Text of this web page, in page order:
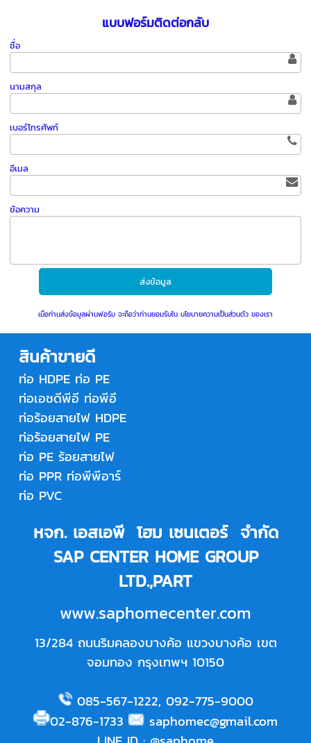
แบบฟอร์มติดต่อกลับ
ชื่อ
นามสกุล
เบอร์โทรศัพท์
อีเมล
ข้อความ
เมื่อท่านส่งข้อมูลผ่านฟอร์ม จะถือว่าท่านยอมรับใน นโยบายความเป็นส่วนตัว ของเรา
สินค้าขายดี
ท่อ HDPE ท่อ PE
ท่อเอชดีพีอี ท่อพีอี
ท่อร้อยสายไฟ HDPE
ท่อร้อยสายไฟ PE
ท่อ PE ร้อยสายไฟ
ท่อ PPR ท่อพีพีอาร์
ท่อ PVC
หจก. เอสเอพี โฮม เซนเตอร์ จำกัด
SAP CENTER HOME GROUP
LTD.,PART
www.saphomecenter.com
13/284 ถนนริมคลองบางค้อ แขวงบางค้อ เขต
จอมทอง กรุงเทพฯ 10150
085-567-1222, 092-775-9000
02-876-1733
saphomec@gmail.com